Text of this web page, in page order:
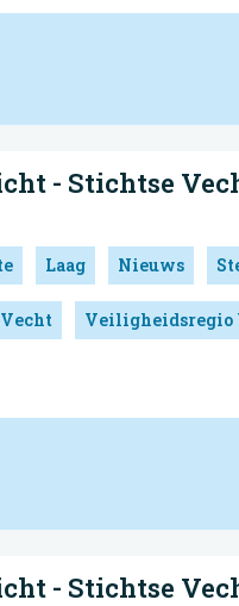
- Stichtse
Laag Nieuws
Veiligheidsregio
- Stichtse